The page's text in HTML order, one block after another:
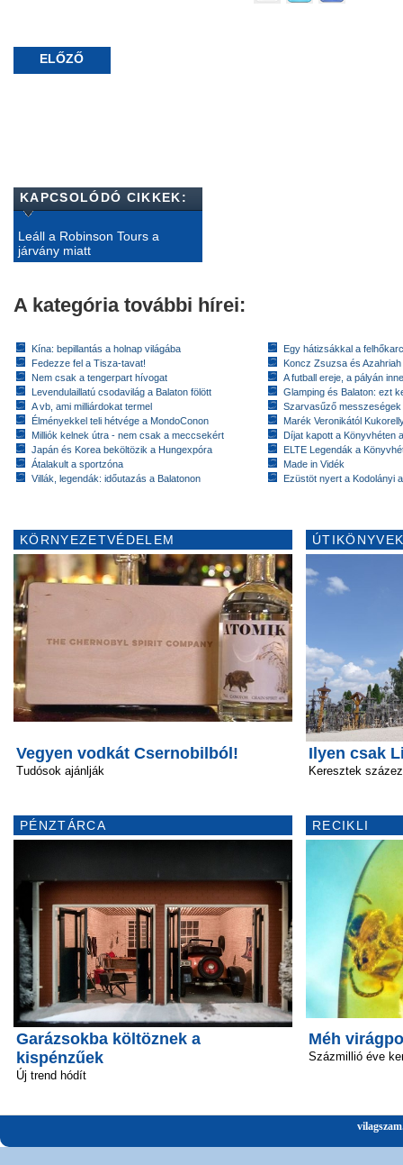
ELŐZŐ
KAPCSOLÓDÓ CIKKEK:
Leáll a Robinson Tours a
járvány miatt
A kategória további hírei:
Kína: bepillantás a holnap világába
Fedezze fel a Tisza-tavat!
Nem csak a tengerpart hívogat
Levendulaillatú csodavilág a Balaton fölött
A vb, ami milliárdokat termel
Élményekkel teli hétvége a MondoConon
Milliók kelnek útra - nem csak a meccsekért
Japán és Korea beköltözik a Hungexpóra
Átalakult a sportzóna
Villák, legendák: időutazás a Balatonon
Egy hátizsákkal a
Koncz Zsuzsa és
A futball ereje, a pályán
Glamping és Balaton: ezt
Szarvasűző messzeségek
Marék Veronikától
Díjat kapott a Könyvhéten
ELTE Legendák a
Made in Vidék
Ezüstöt nyert a Kodolányi
KÖRNYEZETVÉDELEM
Vegyen vodkát Csernobilból!
Tudósok ajánlják
PÉNZTÁRCA
Garázsokba költöznek a
kispénzűek
Új trend hódít
Ilyen csak
Keresztek
RECIKLI
Méh
Százmillió éve